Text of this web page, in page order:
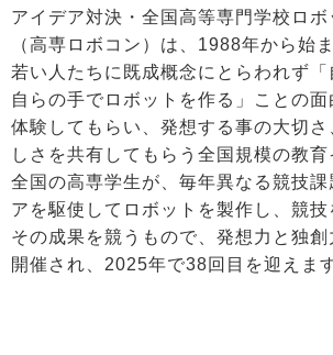
アイデア対決・全国高等専門学校ロボ
（高専ロボコン）は、1988年から始ま
若い人たちに既成概念にとらわれず「
自らの手でロボットを作る」ことの面
体験してもらい、発想する事の大切さ
しさを共有してもらう全国規模の教育
全国の高専学生が、毎年異なる競技
アを駆使してロボットを製作し、競技
その成果を競うもので、発想力と独
開催され、2025年で38回目を迎えます